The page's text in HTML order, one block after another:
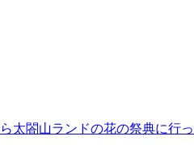
太閤山ランドの花の祭典に行っ